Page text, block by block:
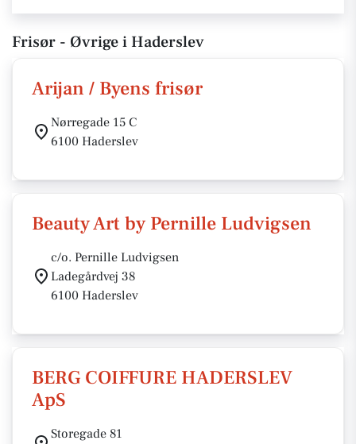
Frisør - Øvrige i Haderslev
Arijan / Byens frisør
Nørregade 15 C
6100 Haderslev
Beauty Art by Pernille Ludvigsen
c/o. Pernille Ludvigsen
Ladegårdvej 38
6100 Haderslev
BERG COIFFURE HADERSLEV
ApS
Storegade 81